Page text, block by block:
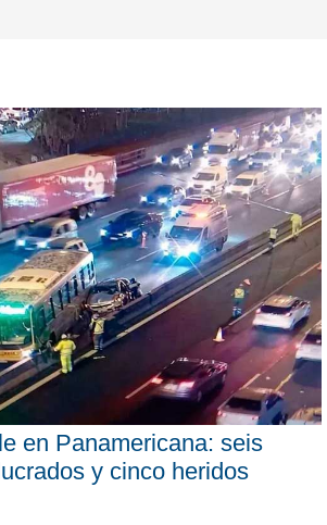
en Panamericana: seis
y cinco heridos